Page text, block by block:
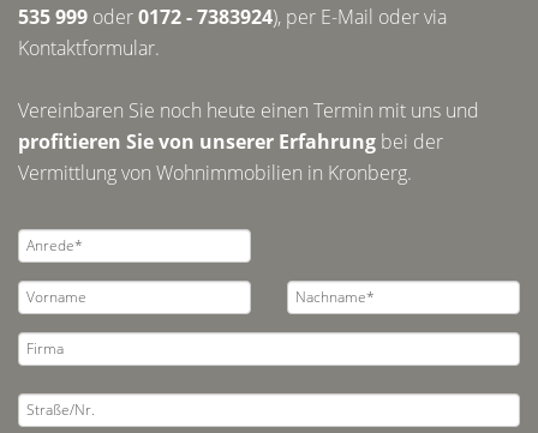
535 999 oder0172 - 7383924), per E-Mail oder via
Kontaktformular.
Vereinbaren Sie noch heute einen Termin mit uns und
profitieren Sie von unserer Erfahrung bei der
Vermittlung von Wohnimmobilien in Kronberg.